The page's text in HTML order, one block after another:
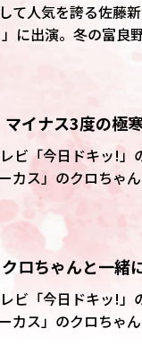
て人気を誇る佐藤
冬の富良野観光を満喫した
訪れた佐藤。「富
パラを取ったこと
ウトグルメも楽
き!」「めっちゃ
を食べるためにフ
てるクイズに挑
終わったでしょ。
た。
マイナス3度の
ビ「今日ドキッ!」
カス」のクロちゃ
ネーションがフ
ーメン」の名店を
「うま味すごい!
すごいですね、ス
床では、冬の時期
存分に堪能した。 視聴者の注
クロちゃんと一
は驚きの場面も
ビ「今日ドキッ!」
カス」のクロちゃ